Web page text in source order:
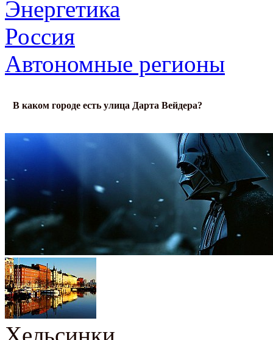
Энергетика
Россия
Автономные регионы
В каком городе есть улица Дарта Вейдера?